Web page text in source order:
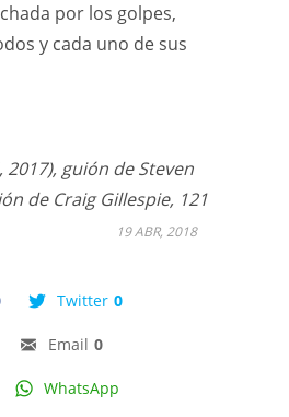
por los golpes,
y cada uno de sus
2017), guión de Steven
de Craig Gillespie, 121
Twitter 0
Email 0
WhatsApp
19 ABR, 2018